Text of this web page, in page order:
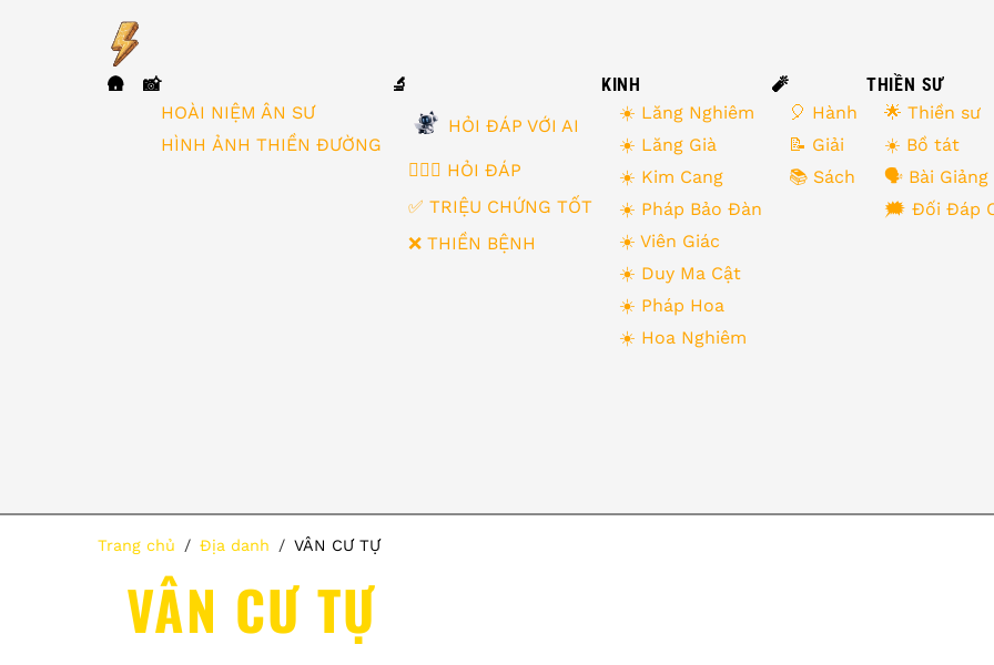
🛖
📸
HOÀI NIỆM ÂN SƯ
HÌNH ẢNH THIỀN ĐƯỜNG
🔬
HỎI ĐÁP VỚI AI
🙋🏻‍♂️ HỎI ĐÁP
✅ TRIỆU CHỨNG TỐT
❌ THIỀN BỆNH
KINH
☀️ Lăng Nghiêm
☀️ Lăng Già
☀️ Kim Cang
☀️ Pháp Bảo Đàn
☀️ Viên Giác
☀️ Duy Ma Cật
☀️ Pháp Hoa
☀️ Hoa Nghiêm
🧨
🎈 Hành
📝 Giải
📚 Sách
THIỀN SƯ
🌟 Thiền sư
☀️ Bồ tát
🗣 Bài Giảng
🗯 Đối Đáp
Trang chủ Địa danh VÂN CƯ TỰ
VÂN CƯ TỰ